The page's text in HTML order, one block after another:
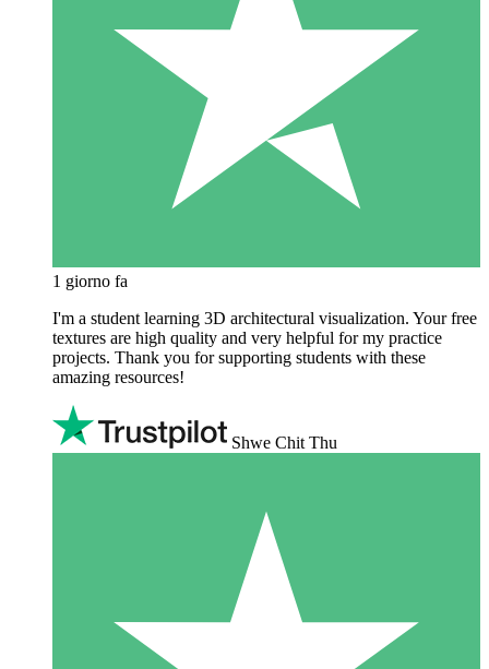
1 giorno fa
I'm a student learning 3D architectural visualization. Your free
textures are high quality and very helpful for my practice
projects. Thank you for supporting students with these
amazing resources!
Shwe Chit Thu